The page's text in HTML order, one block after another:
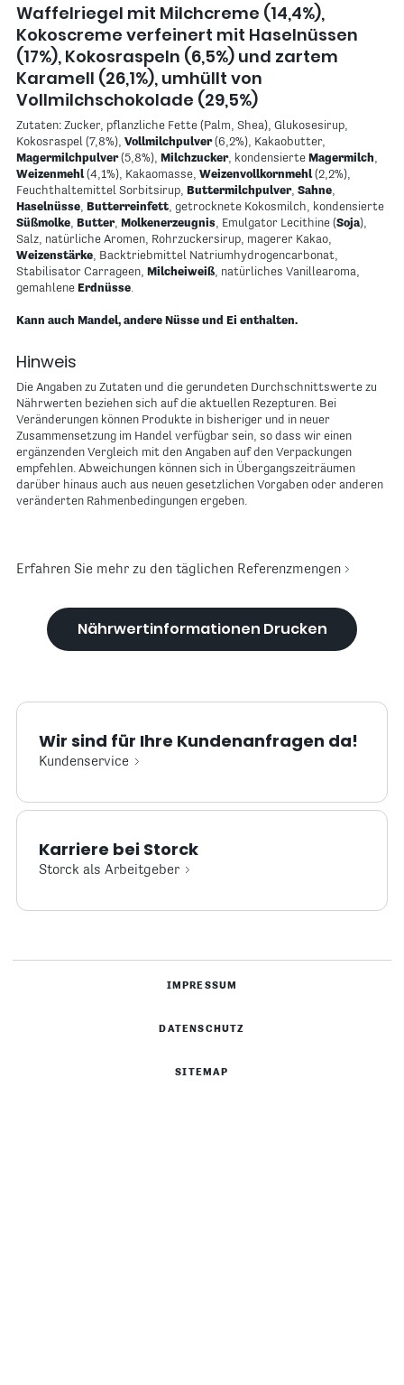
Waffelriegel mit Milchcreme (14,4%),
Kokoscreme verfeinert mit Haselnüssen
(17%), Kokosraspeln (6,5%) und zartem
Karamell (26,1%), umhüllt von
Vollmilchschokolade (29,5%)
Zutaten: Zucker, pflanzliche Fette (Palm, Shea), Glukosesirup,
Kokosraspel (7,8%), Vollmilchpulver(6,2%), Kakaobutter,
Magermilchpulver(5,8%), Milchzucker, kondensierte Magermilch,
Weizenmehl(4,1%), Kakaomasse, Weizenvollkornmehl(2,2%),
Feuchthaltemittel Sorbitsirup, Buttermilchpulver, Sahne,
Haselnüsse, Butterreinfett, getrocknete Kokosmilch, kondensierte
Süßmolke, Butter, Molkenerzeugnis, Emulgator Lecithine (Soja),
Salz, natürliche Aromen, Rohrzuckersirup, magerer Kakao,
Weizenstärke, Backtriebmittel Natriumhydrogencarbonat,
Stabilisator Carrageen, Milcheiweiß, natürliches Vanillearoma,
gemahlene Erdnüsse.
Kann auch Mandel, andere Nüsse und Ei enthalten.
Hinweis
Die Angaben zu Zutaten und die gerundeten Durchschnittswerte zu
Nährwerten beziehen sich auf die aktuellen Rezepturen. Bei
Veränderungen können Produkte in bisheriger und in neuer
Zusammensetzung im Handel verfügbar sein, so dass wir einen
ergänzenden Vergleich mit den Angaben auf den Verpackungen
empfehlen. Abweichungen können sich in Übergangszeiträumen
darüber hinaus auch aus neuen gesetzlichen Vorgaben oder anderen
veränderten Rahmenbedingungen ergeben.
Erfahren Sie mehr zu den täglichen Referenzmengen
Nährwertinformationen Drucken
Wir sind für Ihre Kundenanfragen da!
Kundenservice
Karriere bei Storck
Storck als Arbeitgeber
IMPRESSUM
DATENSCHUTZ
SITEMAP